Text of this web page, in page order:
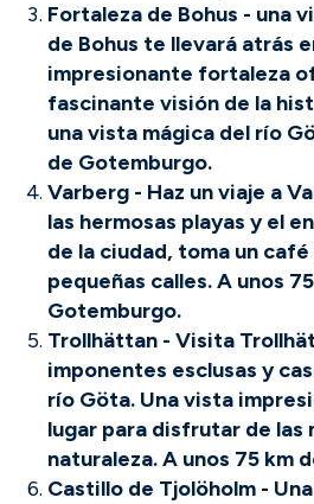
Fortaleza de Bohus - una
de Bohus te llevará atrás
impresionante fortaleza
fascinante visión de la
una vista mágica del río
de Gotemburgo.
Varberg - Haz un viaje a
las hermosas playas y el
de la ciudad, toma un café
pequeñas calles. A unos
Gotemburgo.
Trollhättan - Visita
imponentes esclusas y
río Göta. Una vista
lugar para disfrutar de las
naturaleza. A unos 75 km
Castillo de Tjolöholm -